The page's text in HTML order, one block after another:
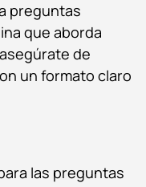
preguntas
que aborda
de
un formato claro
las preguntas